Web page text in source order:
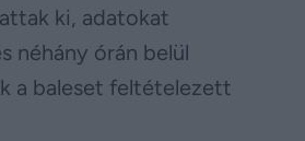
ki, adatokat
néhány órán belül
a baleset feltételezett